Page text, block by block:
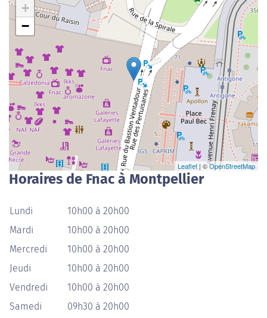
+
−
Leaflet | ©OpenStreetMap
Horaires de Fnac à Montpellier
Lundi
10h00 à 20h00
Mardi
10h00 à 20h00
Mercredi
10h00 à 20h00
Jeudi
10h00 à 20h00
Vendredi
10h00 à 20h00
Samedi
09h30 à 20h00